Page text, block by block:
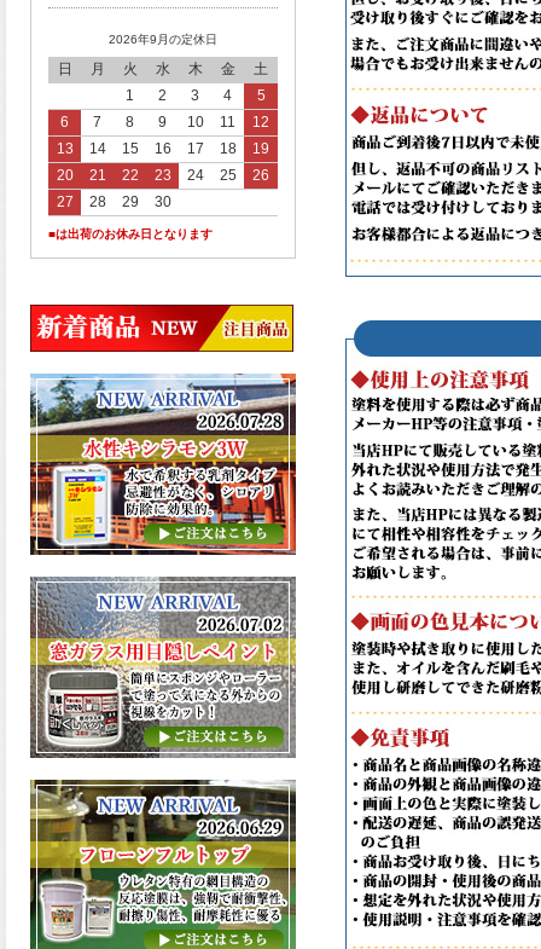
2026年9月の定休日
日 月 火 水 木 金
土
1
2 3 4
5
6
7 8 9 10 11
12
13
14 15 16 17 18
19
20
21 22 23 24 25
26
27
28 29 30
■は出荷のお休み日となります